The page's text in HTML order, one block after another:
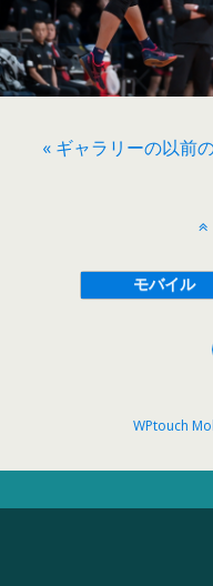
« ギャラリーの以前
モバイル
WPtouch